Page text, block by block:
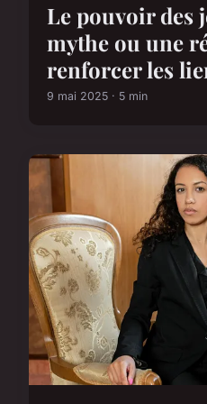
Le pouvoir des
mythe ou une
renforcer les
9 mai 2025 · 5 min